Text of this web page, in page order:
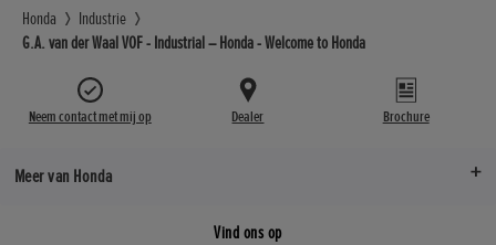
Honda
Industrie
G.A. van der Waal VOF - Industrial – Honda - Welcome to Honda
Neem contact met mij op Dealer Brochure
Meer van Honda
Vind ons op